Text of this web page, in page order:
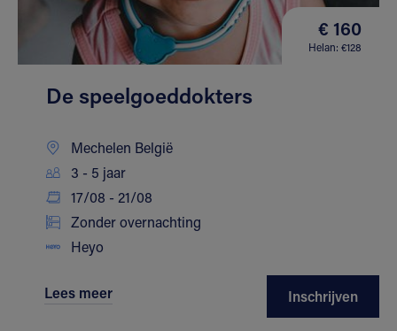
€ 160
Helan: €128
De speelgoeddokters
Mechelen België
3 - 5 jaar
17/08 - 21/08
Zonder overnachting
Heyo
Lees meer Inschrijven